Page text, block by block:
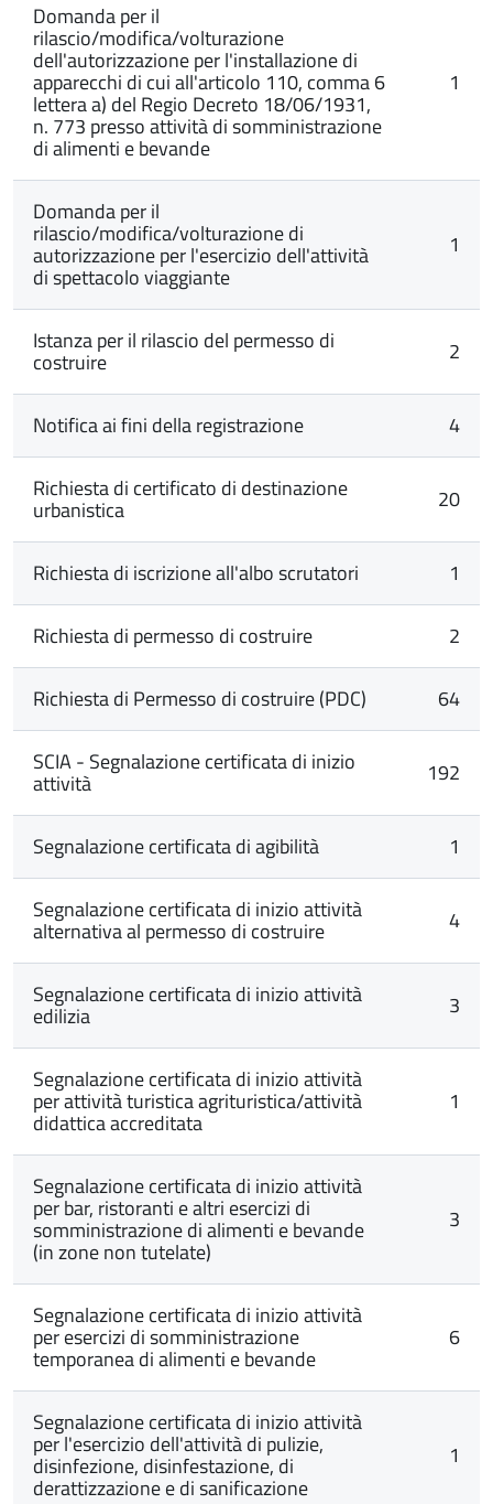
Domanda per il
rilascio/modifica/volturazione
dell'autorizzazione per l'installazione di
apparecchi di cui all'articolo 110, comma 6
lettera a) del Regio Decreto 18/06/1931,
n. 773 presso attività di somministrazione
di alimenti e bevande
1
Domanda per il
rilascio/modifica/volturazione di
autorizzazione per l'esercizio dell'attività
di spettacolo viaggiante
1
Istanza per il rilascio del permesso di
costruire 2
Notifica ai fini della registrazione 4
Richiesta di certificato di destinazione
urbanistica 20
Richiesta di iscrizione all'albo scrutatori 1
Richiesta di permesso di costruire 2
Richiesta di Permesso di costruire (PDC) 64
SCIA - Segnalazione certificata di inizio
attività 192
Segnalazione certificata di agibilità 1
Segnalazione certificata di inizio attività
alternativa al permesso di costruire 4
Segnalazione certificata di inizio attività
edilizia 3
Segnalazione certificata di inizio attività
per attività turistica agrituristica/attività
didattica accreditata
1
Segnalazione certificata di inizio attività
per bar, ristoranti e altri esercizi di
somministrazione di alimenti e bevande
(in zone non tutelate)
3
Segnalazione certificata di inizio attività
per esercizi di somministrazione
temporanea di alimenti e bevande
6
Segnalazione certificata di inizio attività
per l'esercizio dell'attività di pulizie,
disinfezione, disinfestazione, di
derattizzazione e di sanificazione
1